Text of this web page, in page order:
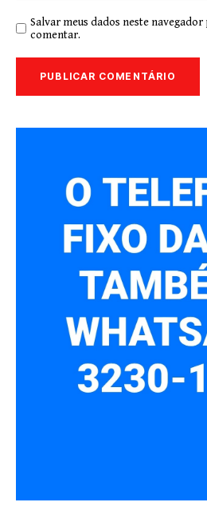
Salvar meus dados neste
comentar.